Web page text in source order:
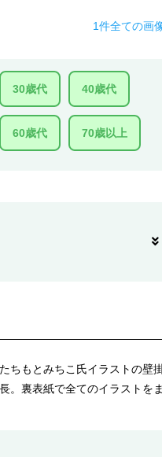
1件全ての画
30歳代 40歳代
60歳代 70歳以上
ちもとみちこ氏イラストの壁
。裏表紙で全てのイラストを